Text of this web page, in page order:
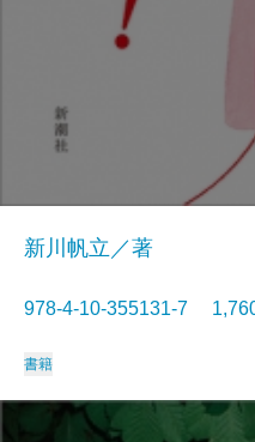
新川帆立／著
978-4-10-355131-7
書籍